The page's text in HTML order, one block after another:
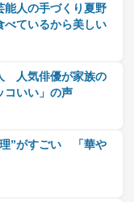
能人の手づくり夏野
べているから美しい
人気俳優が家族の
コいい」の声
”がすごい 「華や